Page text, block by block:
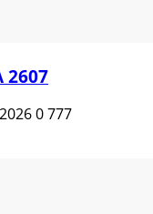
2607
0777